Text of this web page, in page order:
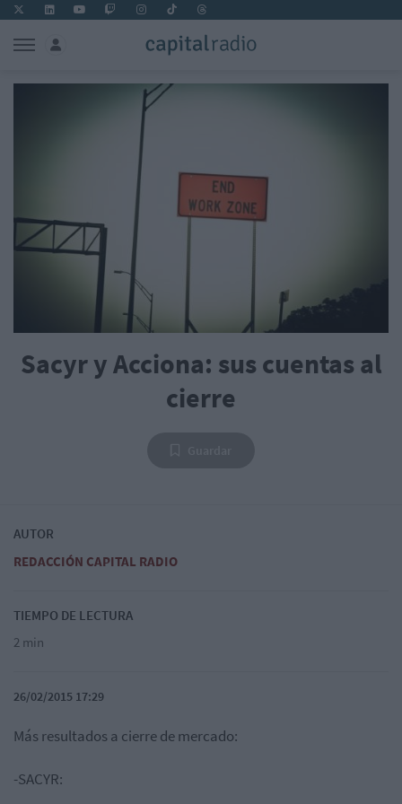
Sacyr y Acciona: sus cuentas al
cierre
AUTOR
REDACCIÓN CAPITAL RADIO
TIEMPO DE LECTURA
2 min
26/02/2015 17:29
Más resultados a cierre de mercado:
-SACYR: